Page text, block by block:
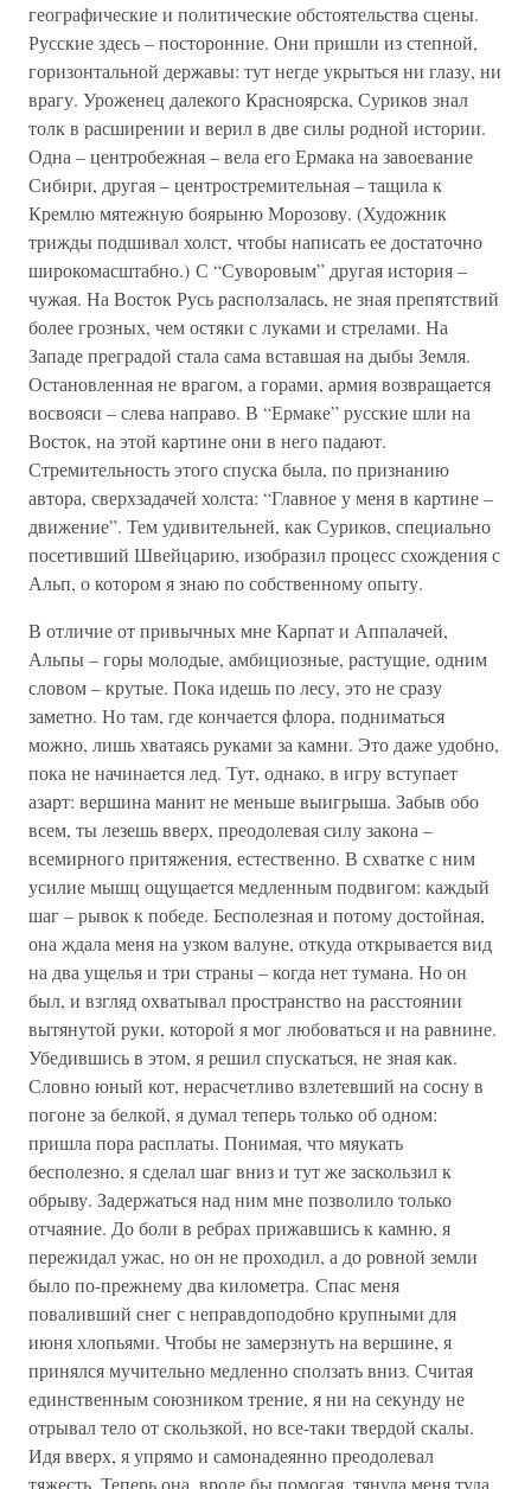
географические и политические обстоятельства сцены.
Русские здесь – посторонние. Они пришли из степной,
горизонтальной державы: тут негде укрыться ни глазу, ни
врагу. Уроженец далекого Красноярска, Суриков знал
толк в расширении и верил в две силы родной истории.
Одна – центробежная – вела его Ермака на завоевание
Сибири, другая – центростремительная – тащила к
Кремлю мятежную боярыню Морозову. (Художник
трижды подшивал холст, чтобы написать ее достаточно
широкомасштабно.) С “Суворовым” другая история –
чужая. На Восток Русь расползалась, не зная препятствий
более грозных, чем остяки с луками и стрелами. На
Западе преградой стала сама вставшая на дыбы Земля.
Остановленная не врагом, а горами, армия возвращается
восвояси – слева направо. В “Ермаке” русские шли на
Восток, на этой картине они в него падают.
Стремительность этого спуска была, по признанию
автора, сверхзадачей холста: “Главное у меня в картине –
движение”. Тем удивительней, как Суриков, специально
посетивший Швейцарию, изобразил процесс схождения с
Альп, о котором я знаю по собственному опыту.
В отличие от привычных мне Карпат и Аппалачей,
Альпы – горы молодые, амбициозные, растущие, одним
словом – крутые. Пока идешь по лесу, это не сразу
заметно. Но там, где кончается флора, подниматься
можно, лишь хватаясь руками за камни. Это даже удобно,
пока не начинается лед. Тут, однако, в игру вступает
азарт: вершина манит не меньше выигрыша. Забыв обо
всем, ты лезешь вверх, преодолевая силу закона –
всемирного притяжения, естественно. В схватке с ним
усилие мышц ощущается медленным подвигом: каждый
шаг – рывок к победе. Бесполезная и потому достойная,
она ждала меня на узком валуне, откуда открывается вид
на два ущелья и три страны – когда нет тумана. Но он
был, и взгляд охватывал пространство на расстоянии
вытянутой руки, которой я мог любоваться и на равнине.
Убедившись в этом, я решил спускаться, не зная как.
Словно юный кот, нерасчетливо взлетевший на сосну в
погоне за белкой, я думал теперь только об одном:
пришла пора расплаты. Понимая, что мяукать
бесполезно, я сделал шаг вниз и тут же заскользил к
обрыву. Задержаться над ним мне позволило только
отчаяние. До боли в ребрах прижавшись к камню, я
пережидал ужас, но он не проходил, а до ровной земли
было по-прежнему два километра. Спас меня
поваливший снег с неправдоподобно крупными для
июня хлопьями. Чтобы не замерзнуть на вершине, я
принялся мучительно медленно сползать вниз. Считая
единственным союзником трение, я ни на секунду не
отрывал тело от скользкой, но все-таки твердой скалы.
Идя вверх, я упрямо и самонадеянно преодолевал
тяжесть. Теперь она, вроде бы помогая, тянула меня туда,